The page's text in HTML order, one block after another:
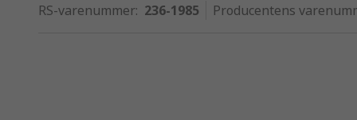
RS-varenummer: 236-1985 Producentens